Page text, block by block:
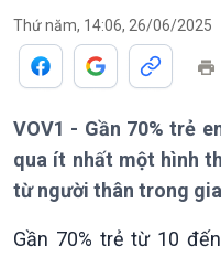
Thứ năm, 14:06, 26/06/2025
VOV1 - Gần 70% trẻ
qua ít nhất một hình
từ người thân trong
Gần 70% trẻ từ 10